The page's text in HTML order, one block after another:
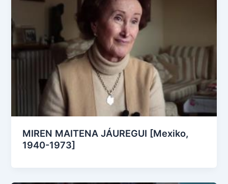
MIREN MAITENA JÁUREGUI [Mexiko,
1940-1973]